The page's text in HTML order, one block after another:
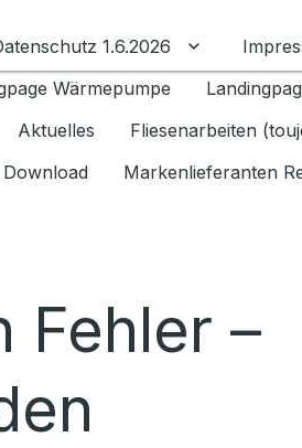
für Ratgeber umschalten
1.6.2026 Untermenü
Wärmepumpe
Aktuelles Fliesenarbeiten
Download Markenlieferanten
Fehler –